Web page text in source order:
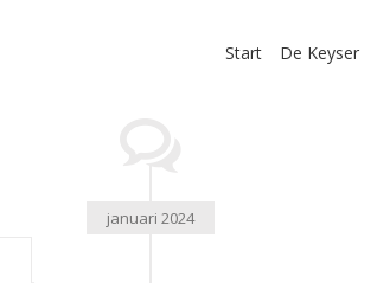
Start De Keyser
januari 2024